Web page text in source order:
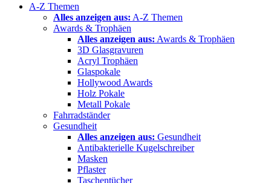
A-Z Themen
Alles anzeigen aus: A-Z Themen
Awards & Trophäen
Alles anzeigen aus: Awards & Trophäen
3D Glasgravuren
Acryl Trophäen
Glaspokale
Hollywood Awards
Holz Pokale
Metall Pokale
Fahrradständer
Gesundheit
Alles anzeigen aus: Gesundheit
Antibakterielle Kugelschreiber
Masken
Pflaster
Taschentücher